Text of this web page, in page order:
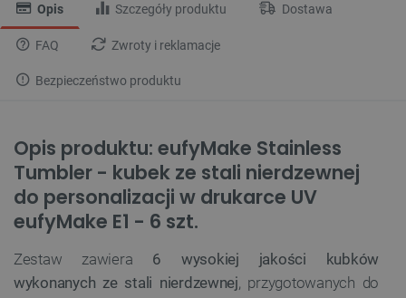
Opis Szczegóły produktu Dostawa
FAQ Zwroty i reklamacje
Bezpieczeństwo produktu
Opis produktu: eufyMake Stainless
Tumbler - kubek ze stali nierdzewnej
do personalizacji w drukarce UV
eufyMake E1 - 6 szt.
Zestaw zawiera 6 wysokiej jakości kubków
wykonanych ze stali nierdzewnej, przygotowanych do